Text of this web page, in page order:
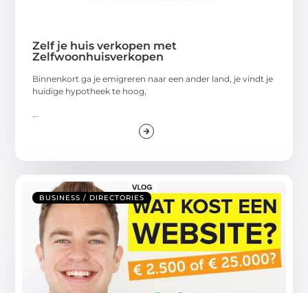
Zelf je huis verkopen met
Zelfwoonhuisverkopen
Binnenkort ga je emigreren naar een ander land, je vindt je
huidige hypotheek te hoog,
BUSINESS / DIRECTORIES